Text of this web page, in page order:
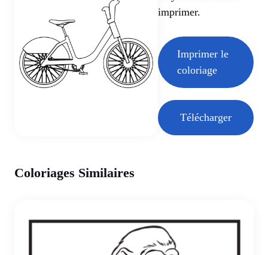
imprimer.
Imprimer le
coloriage
Télécharger
Coloriages Similaires